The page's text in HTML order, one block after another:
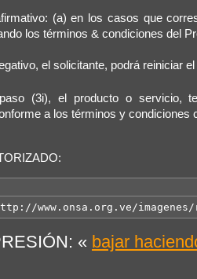
(a) en los casos que
los términos & condiciones del
el solicitante, podrá reiniciar
(3i), el producto o servicio,
a los términos y condiciones
www.onsa.org.ve/
« bajar